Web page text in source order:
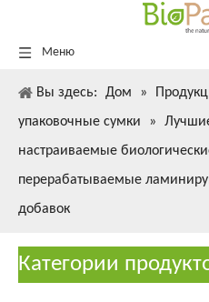
Меню
Вы здесь: Дом »
упаковочные сумки
»
настраиваемые
перерабатываемые
добавок
Категории